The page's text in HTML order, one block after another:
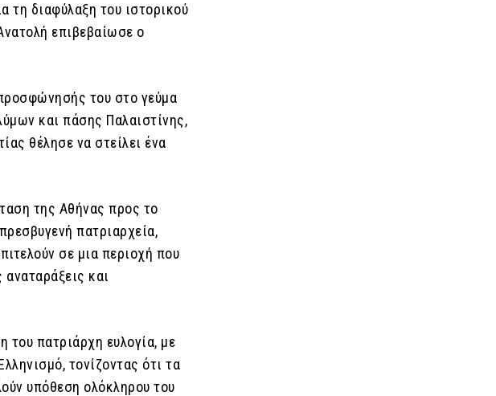
τη διαφύλαξη του ιστορικού
επιβεβαίωσε ο
του στο γεύμα
και πάσης Παλαιστίνης,
θέλησε να στείλει ένα
της Αθήνας προς το
πατριαρχεία,
σε μια περιοχή που
και
πατριάρχη ευλογία, με
τονίζοντας ότι τα
υπόθεση ολόκληρου του